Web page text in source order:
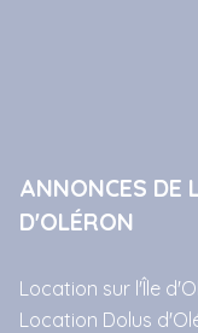
ANNONCES DE
D'OLÉRON
Location sur l'Île
Location Dolus